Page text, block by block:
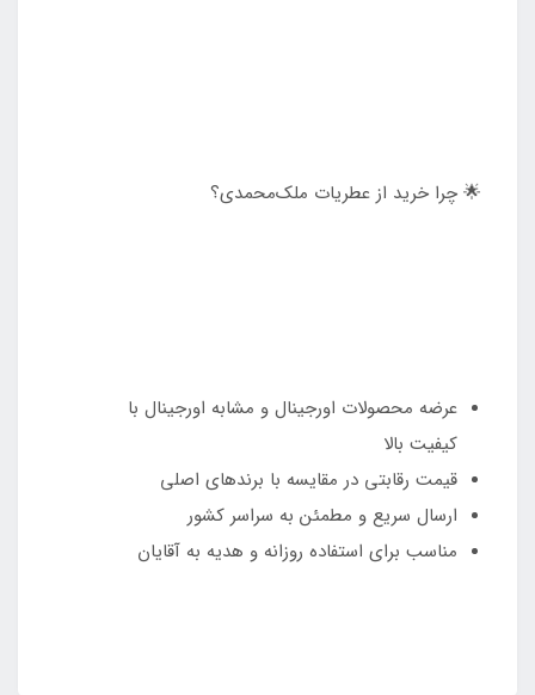
🌟 چرا خرید از عطریات ملک‌محمدی؟
عرضه محصولات اورجینال و مشابه اورجینال با
کیفیت بالا
قیمت رقابتی در مقایسه با برندهای اصلی
ارسال سریع و مطمئن به سراسر کشور
مناسب برای استفاده روزانه و هدیه به آقایان